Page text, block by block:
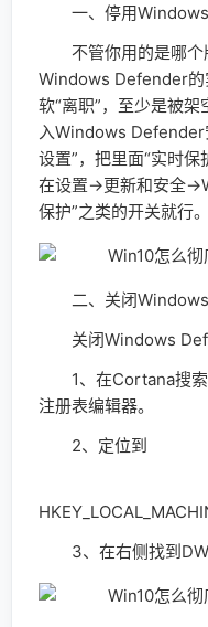
一、停用
不管你用的是哪个
Windows Defender的
软“离职”，至少是被
入Windows Defender
设置”，把里面“实时
在设置→更新和安全
保护”之类的开关就行。
二、关闭Windows
关闭Windows
1、在Cortana搜索
注册表编辑器。
2、定位到
3、在右侧找到